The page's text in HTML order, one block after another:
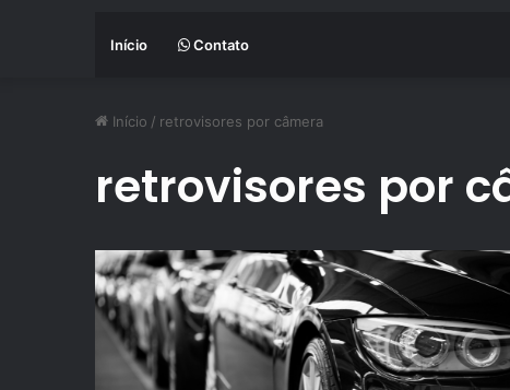
Início Contato
Início / retrovisores por câmera
retrovisores por